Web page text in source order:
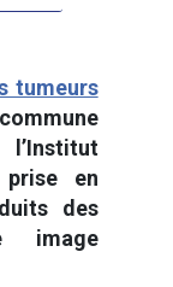
tumeurs
en
des
image